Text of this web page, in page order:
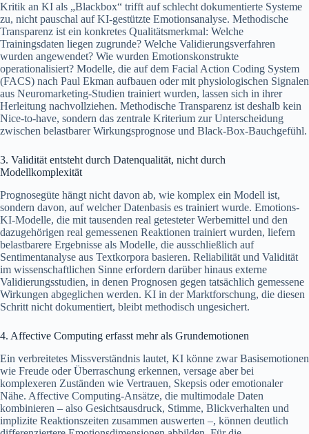
Kritik an KI als „Blackbox“ trifft auf schlecht dokumentierte Systeme
zu, nicht pauschal auf KI-gestützte Emotionsanalyse. Methodische
Transparenz ist ein konkretes Qualitätsmerkmal: Welche
Trainingsdaten liegen zugrunde? Welche Validierungsverfahren
wurden angewendet? Wie wurden Emotionskonstrukte
operationalisiert? Modelle, die auf dem Facial Action Coding System
(FACS) nach Paul Ekman aufbauen oder mit physiologischen Signalen
aus Neuromarketing-Studien trainiert wurden, lassen sich in ihrer
Herleitung nachvollziehen. Methodische Transparenz ist deshalb kein
Nice-to-have, sondern das zentrale Kriterium zur Unterscheidung
zwischen belastbarer Wirkungsprognose und Black-Box-Bauchgefühl.
3. Validität entsteht durch Datenqualität, nicht durch
Modellkomplexität
Prognosegüte hängt nicht davon ab, wie komplex ein Modell ist,
sondern davon, auf welcher Datenbasis es trainiert wurde. Emotions-
KI-Modelle, die mit tausenden real getesteter Werbemittel und den
dazugehörigen real gemessenen Reaktionen trainiert wurden, liefern
belastbarere Ergebnisse als Modelle, die ausschließlich auf
Sentimentanalyse aus Textkorpora basieren. Reliabilität und Validität
im wissenschaftlichen Sinne erfordern darüber hinaus externe
Validierungsstudien, in denen Prognosen gegen tatsächlich gemessene
Wirkungen abgeglichen werden. KI in der Marktforschung, die diesen
Schritt nicht dokumentiert, bleibt methodisch ungesichert.
4. Affective Computing erfasst mehr als Grundemotionen
Ein verbreitetes Missverständnis lautet, KI könne zwar Basisemotionen
wie Freude oder Überraschung erkennen, versage aber bei
komplexeren Zuständen wie Vertrauen, Skepsis oder emotionaler
Nähe. Affective Computing-Ansätze, die multimodale Daten
kombinieren – also Gesichtsausdruck, Stimme, Blickverhalten und
implizite Reaktionszeiten zusammen auswerten –, können deutlich